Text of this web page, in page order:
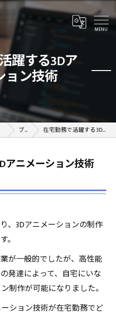
躍する3Dア
ョン技術
ブログ 在宅勤務で活躍する3Dアニメーション技術
アニメーション技術
、3Dアニメーションの制作
。
が一般的でしたが、高性能
発達によって、自宅にいな
制作が可能になりました。
ション技術が在宅勤務でど